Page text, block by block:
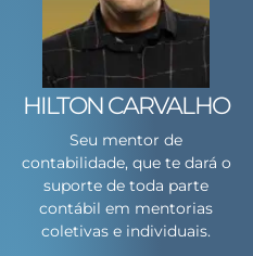
HILTON CARVALHO
Seu mentor de
contabilidade, que te dará o
suporte de toda parte
contábil em mentorias
coletivas e individuais.